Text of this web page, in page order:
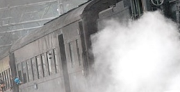
Le réseau dans le monde
Nos alliés
Je soutiens les Amis de la
Terre